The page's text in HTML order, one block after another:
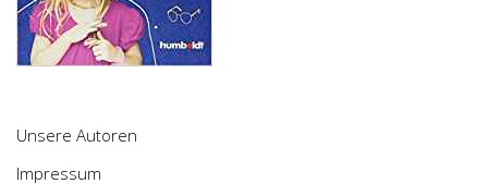
Unsere Autoren
Impressum